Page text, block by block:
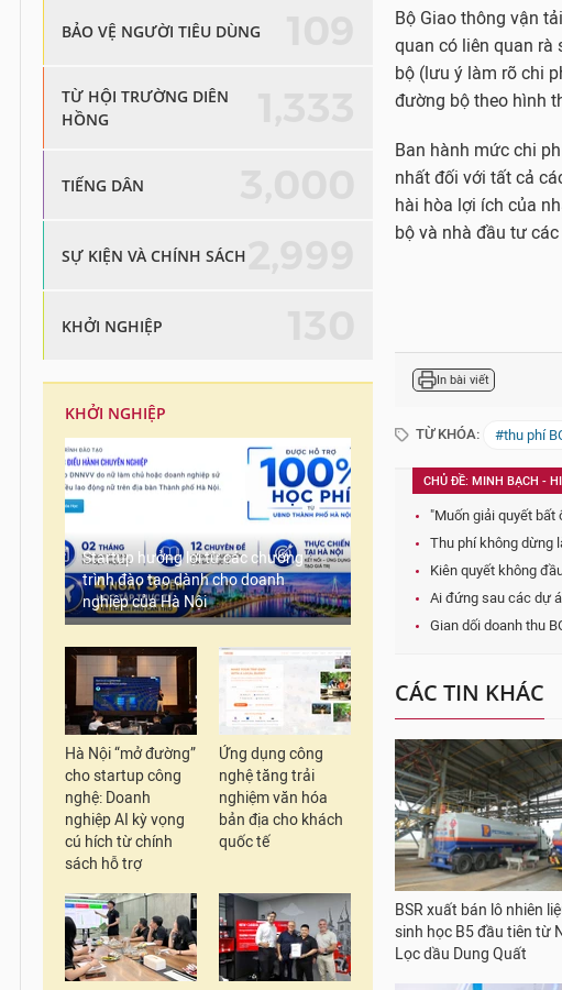
BẢO VỆ NGƯỜI TIÊU DÙNG
TỪ HỘI TRƯỜNG DIÊN
HỒNG
TIẾNG DÂN
SỰ KIỆN VÀ CHÍNH SÁCH
KHỞI NGHIỆP
KHỞI NGHIỆP
Startup hưởng lợi từ các chương
trình đào tạo dành cho doanh
nghiệp của Hà Nội
Hà Nội “mở đường”
cho startup công
nghệ: Doanh
nghiệp AI kỳ vọng
cú hích từ chính
sách hỗ trợ
Ứng dụng công
nghệ tăng trải
nghiệm văn hóa
bản địa cho khách
quốc tế
Bộ Giao thông vận
quan có liên quan rà
bộ (lưu ý làm rõ chi
đường bộ theo hình
Ban hành mức chi
nhất đối với tất cả
hài hòa lợi ích của
bộ và nhà đầu tư các
In bài viết
TỪ KHÓA: #thu phí
CHỦ ĐỀ: MINH BẠCH -
"Muốn giải quyết bất
Thu phí không dừng
Kiên quyết không
Ai đứng sau các dự
Gian dối doanh thu
CÁC TIN KHÁC
BSR xuất bán lô nhiên
sinh học B5 đầu tiên từ
Lọc dầu Dung Quất